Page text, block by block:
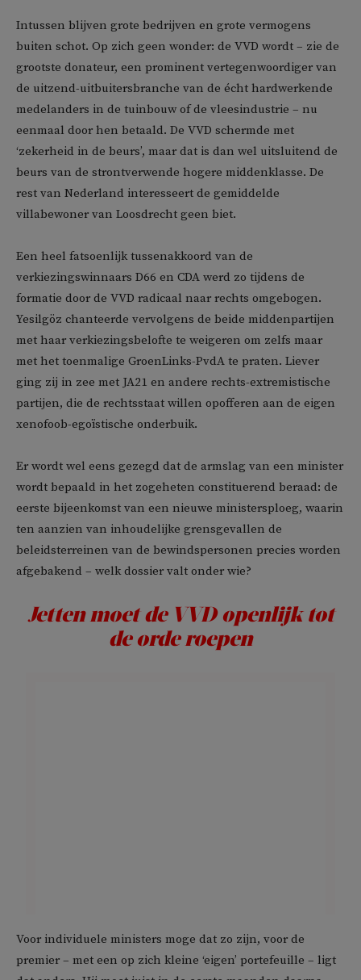
Intussen blijven grote bedrijven en grote vermogens
buiten schot. Op zich geen wonder: de VVD wordt – zie de
grootste donateur, een prominent vertegenwoordiger van
de uitzend-uitbuitersbranche van de écht hardwerkende
medelanders in de tuinbouw of de vleesindustrie – nu
eenmaal door hen betaald. De VVD schermde met
‘zekerheid in de beurs’, maar dat is dan wel uitsluitend de
beurs van de strontverwende hogere middenklasse. De
rest van Nederland interesseert de gemiddelde
villabewoner van Loosdrecht geen biet.
Een heel fatsoenlijk tussenakkoord van de
verkiezingswinnaars D66 en CDA werd zo tijdens de
formatie door de VVD radicaal naar rechts omgebogen.
Yesilgöz chanteerde vervolgens de beide middenpartijen
met haar verkiezingsbelofte te weigeren om zelfs maar
met het toenmalige GroenLinks-PvdA te praten. Liever
ging zij in zee met JA21 en andere rechts-extremistische
partijen, die de rechtsstaat willen opofferen aan de eigen
xenofoob-egoïstische onderbuik.
Er wordt wel eens gezegd dat de armslag van een minister
wordt bepaald in het zogeheten constituerend beraad: de
eerste bijeenkomst van een nieuwe ministersploeg, waarin
ten aanzien van inhoudelijke grensgevallen de
beleidsterreinen van de bewindspersonen precies worden
afgebakend – welk dossier valt onder wie?
Jetten moet de VVD openlijk tot
de orde roepen
Voor individuele ministers moge dat zo zijn, voor de
premier – met een op zich kleine ‘eigen’ portefeuille – ligt